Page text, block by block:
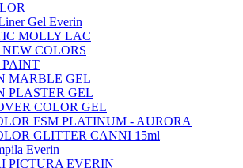
Gel Everin
MOLLY LAC
COLORS
MARBLE GEL
PLASTER GEL
COLOR GEL
FSM PLATINUM - AURORA
GLITTER CANNI 15ml
Everin
PICTURA EVERIN